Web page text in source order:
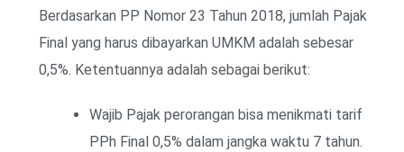
Berdasarkan PP Nomor 23 Tahun 2018, jumlah Pajak
Final yang harus dibayarkan UMKM adalah sebesar
0,5%. Ketentuannya adalah sebagai berikut:
Wajib Pajak perorangan bisa menikmati tarif
PPh Final 0,5% dalam jangka waktu 7 tahun.